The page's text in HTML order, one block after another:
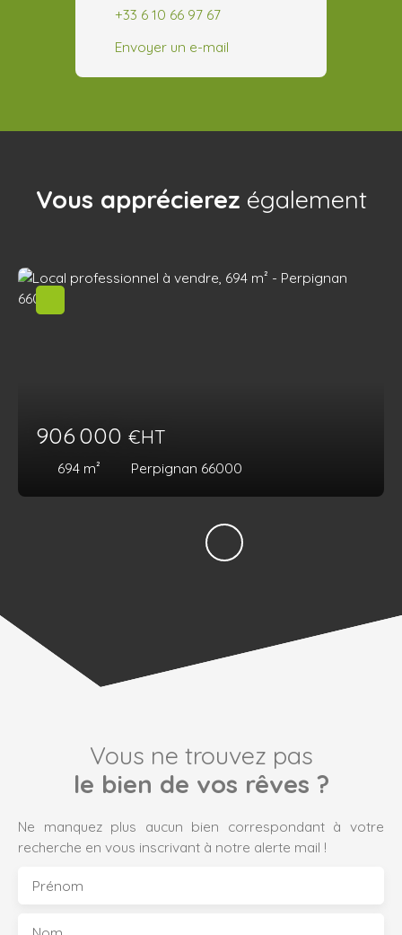
+33 6 10 66 97 67
Envoyer un e-mail
Vous apprécierez également
906 000 €HT
694 m² Perpignan 66000
Vous ne trouvez pas
le bien de vos rêves ?
Ne manquez plus aucun bien correspondant à votre
recherche en vous inscrivant à notre alerte mail !
Prénom